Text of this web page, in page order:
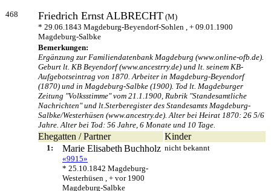
468 Friedrich ErnstALBRECHT (M)
* 29.06.1843 Magdeburg-Beyendorf-Sohlen , + 09.01.1900
Magdeburg-Salbke
Bemerkungen:
Ergänzung zur Familiendatenbank Magdeburg (www.online-ofb.de).
Geburt lt. KB Beyendorf (www.ancestrry.de) und lt. seinem KB-
Aufgebotseintrag von 1870. Arbeiter in Magdeburg-Beyendorf
(1870) und in Magdeburg-Salbke (1900). Tod lt. Magdeburger
Zeitung "Volksstimme" vom 21.1.1900, Rubrik "Standesamtliche
Nachrichten" und lt.Sterberegister des Standesamts Magdeburg-
Salbke/Westerhüsen (www.ancestry.de). Alter bei Heirat 1870: 26 5/6
Jahre. Alter bei Tod: 56 Jahre, 6 Monate und 10 Tage.
Ehegatten / Partner Kinder
1: Marie Elisabeth Buchholz
«9915»
* 25.10.1842 Magdeburg-
Westerhüsen , + vor 1900
Magdeburg-Salbke
nicht bekannt